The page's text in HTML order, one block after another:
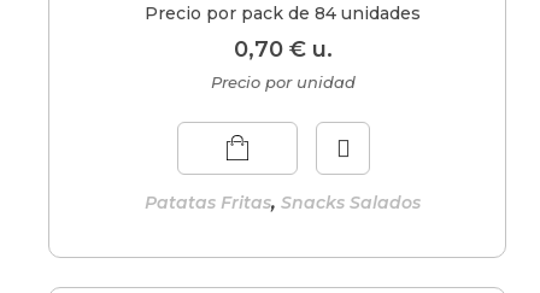
0,70 €u.
Precio por pack de 84 unidades
Patatas Fritas,Snacks Salados
Precio por unidad